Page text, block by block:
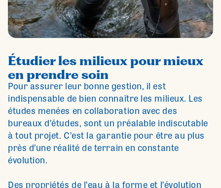
Étudier les milieux pour mieux
en prendre soin
Pour assurer leur bonne gestion, il est
indispensable de bien connaître les milieux. Les
études menées en collaboration avec des
bureaux d’études, sont un préalable indiscutable
à tout projet. C’est la garantie pour être au plus
près d’une réalité de terrain en constante
évolution.
Des propriétés de l’eau à la forme et l’évolution